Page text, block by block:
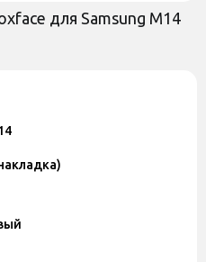
для Samsung M14